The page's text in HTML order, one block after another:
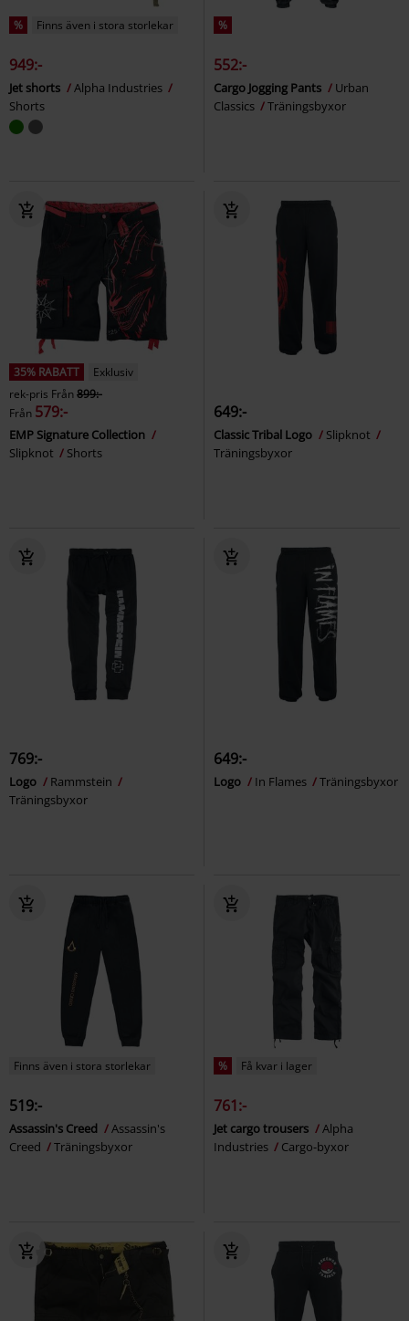
% Finns även i stora storlekar
949:-
Jet shorts
Alpha Industries
Shorts
%
552:-
Cargo Jogging Pants
Urban
Classics
Träningsbyxor
35% RABATT
Exklusiv
rek-pris Från899:-
Från 579:-
EMP Signature Collection
Slipknot
Shorts
649:-
Classic Tribal Logo
Slipknot
Träningsbyxor
769:-
Logo
Rammstein
Träningsbyxor
649:-
Logo In Flames Träningsbyxor
Finns även i stora storlekar
519:-
Assassin's Creed
Assassin's
Creed
Träningsbyxor
% Få kvar i lager
761:-
Jet cargo trousers
Alpha
Industries
Cargo-byxor